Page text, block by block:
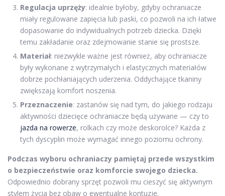
Regulacja uprzęży: idealnie byłoby, gdyby ochraniacze
miały regulowane zapięcia lub paski, co pozwoli na ich łatwe
dopasowanie do indywidualnych potrzeb dziecka. Dzięki
temu zakładanie oraz zdejmowanie stanie się prostsze.
Materiał: niezwykle ważne jest również, aby ochraniacze
były wykonane z wytrzymałych i elastycznych materiałów
dobrze pochłaniających uderzenia. Oddychające tkaniny
zwiększają komfort noszenia.
Przeznaczenie: zastanów się nad tym, do jakiego rodzaju
aktywności dziecięce ochraniacze będą używane — czy to
jazda na rowerze, rolkach czy może deskorolce? Każda z
tych dyscyplin może wymagać innego poziomu ochrony.
Podczas wyboru ochraniaczy pamiętaj przede wszystkim
o bezpieczeństwie oraz komforcie swojego dziecka.
Odpowiednio dobrany sprzęt pozwoli mu cieszyć się aktywnym
stylem życia bez obaw o ewentualne kontuzje.